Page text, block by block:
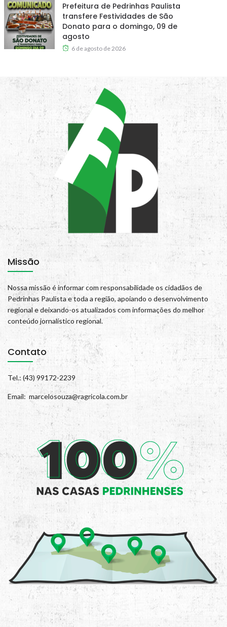
Prefeitura de Pedrinhas Paulista
transfere Festividades de São
Donato para o domingo, 09 de
agosto
6 de agosto de 2026
Missão
Nossa missão é informar com responsabilidade os cidadãos de
Pedrinhas Paulista e toda a região, apoiando o desenvolvimento
regional e deixando-os atualizados com informações do melhor
conteúdo jornalístico regional.
Contato
Tel.: (43) 99172-2239
Email: marcelosouza@ragricola.com.br